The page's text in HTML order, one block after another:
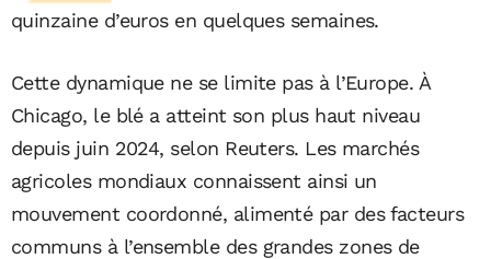
quinzaine d’euros en quelques semaines.
Cette dynamique ne se limite pas à l’Europe. À
Chicago, le blé a atteint son plus haut niveau
depuis juin 2024, selon Reuters. Les marchés
agricoles mondiaux connaissent ainsi un
mouvement coordonné, alimenté par des facteurs
communs à l’ensemble des grandes zones de